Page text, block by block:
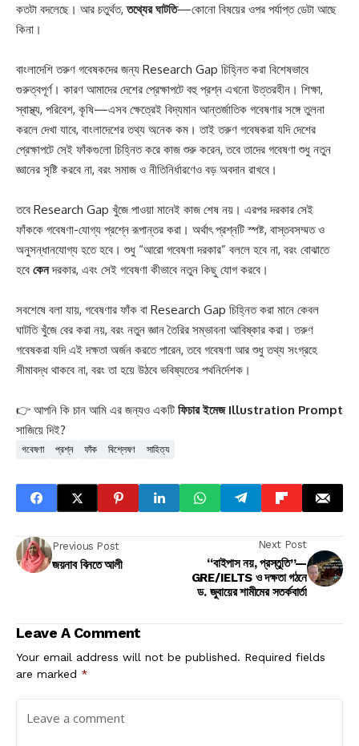
কতটা বদলেছে। আর চতুর্থত,তথ্যের ঘাটতি—কোনো বিষয়ের ওপর পর্যাপ্ত ডেটা আছে
কিনা।
বাংলাদেশি তরুণ গবেষকদের জন্য Research Gap চিহ্নিত করা বিশেষভাবে
গুরুত্বপূর্ণ। কারণ আমাদের দেশের প্রেক্ষাপটে বহু প্রশ্ন এখনো উত্তরহীন। শিক্ষা,
স্বাস্থ্য, পরিবেশ, কৃষি—এসব ক্ষেত্রেই বিদ্যমান আন্তর্জাতিক গবেষণার সঙ্গে তুলনা
করলে দেখা যাবে, বাংলাদেশের তথ্য অনেক কম। তাই তরুণ গবেষকরা যদি দেশের
প্রেক্ষাপটে সেই ফাঁকগুলো চিহ্নিত করে কাজ শুরু করেন, তবে তাদের গবেষণা শুধু নতুন
জ্ঞানের সৃষ্টি করবে না, বরং সমাজ ও নীতিনির্ধারণেও বড় অবদান রাখবে।
তবে Research Gap খুঁজে পাওয়া মানেই কাজ শেষ নয়। এরপর দরকার সেই
ফাঁককে গবেষণা-যোগ্য প্রশ্নে রূপান্তর করা। অর্থাৎ প্রশ্নটি স্পষ্ট, বাস্তবসম্মত ও
অনুসন্ধানযোগ্য হতে হবে। শুধু “আরো গবেষণা দরকার” বললে হবে না, বরং বোঝাতে
হবে কেনদরকার, এবং সেই গবেষণা কীভাবে নতুন কিছু যোগ করবে।
সবশেষে বলা যায়, গবেষণার ফাঁক বা Research Gap চিহ্নিত করা মানে কেবল
ঘাটতি খুঁজে বের করা নয়, বরং নতুন জ্ঞান তৈরির সম্ভাবনা আবিষ্কার করা। তরুণ
গবেষকরা যদি এই দক্ষতা অর্জন করতে পারেন, তবে গবেষণা আর শুধু তথ্য সংগ্রহে
সীমাবদ্ধ থাকবে না, বরং তা হয়ে উঠবে ভবিষ্যতের পথনির্দেশক।
👉 আপনি কি চান আমি এর জন্যও একটি ফিচার ইমেজ Illustration Prompt
সাজিয়ে দিই?
গবেষণা প্রশ্ন ফাঁক বিশ্লেষণ সাহিত্য
Previous Post
জয়নাব বিনতে আলী
Next Post
“বাইপাস নয়, প্রস্তুতি”—
GRE/IELTS ও দক্ষতা গঠনে
ড. জুবায়ের শামীমের সতর্কবার্তা
Leave A Comment
Your email address will not be published. Required fields
are marked *